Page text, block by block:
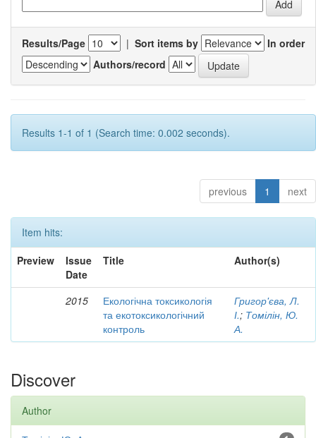
Results/Page | Sort items by
In order
Authors/record
Results 1-1 of 1 (Search time: 0.002 seconds).
previous 1 next
Item hits:
Preview
Issue
Date
Title Author(s)
2015
Екологічна токсикологія
та екотоксикологічний
контроль
Григор'єва, Л.
І.; Томілін, Ю.
А.
Discover
Author